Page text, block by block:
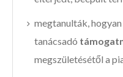
megtanulták,
tanácsadó
megszületésétől a